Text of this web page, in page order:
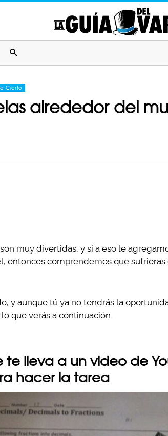
Cierto
alrededor del
muy divertidas, y si a eso le
entonces comprendemos que sufrieras
y aunque tú ya no tendrás la
que verás a continuación.
te lleva a un video de
hacer la tarea